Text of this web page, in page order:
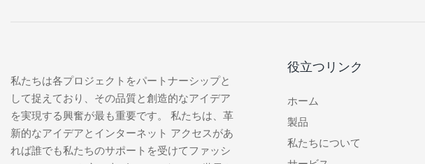
私たちは各プロジェクトをパートナーシップと
して捉えており、その品質と創造的なアイデア
を実現する興奮が最も重要です。 私たちは、革
新的なアイデアとインターネット アクセスがあ
れば誰でも私たちのサポートを受けてファッシ
役立つリンク
ホーム
製品
私たちについて